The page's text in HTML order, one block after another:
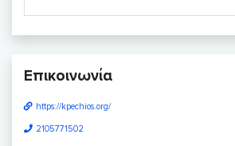
Επικοινωνία
https://kpechios.org/
2105771502